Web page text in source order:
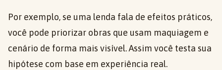
Por exemplo, se uma lenda fala de efeitos práticos,
você pode priorizar obras que usam maquiagem e
cenário de forma mais visível. Assim você testa sua
hipótese com base em experiência real.